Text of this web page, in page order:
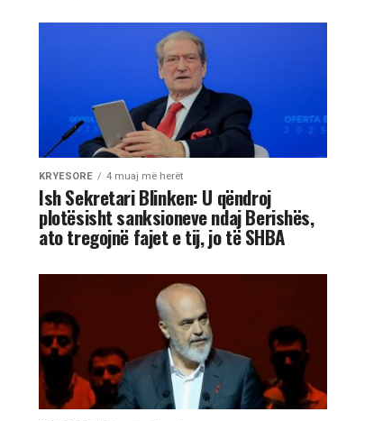
KRYESORE 4 muaj më herët
Ish Sekretari Blinken: U qëndroj
plotësisht sanksioneve ndaj Berishës,
ato tregojnë fajet e tij, jo të SHBA